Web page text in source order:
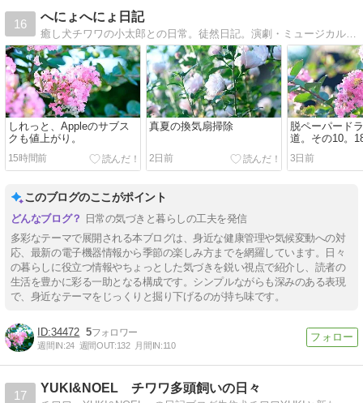
16
へにょへにょ日記
癒し犬チワワの小太郎との日常。徒然日記。演劇・ミュージカル、テレビ、読書、アート、料理、写真、Macな日記。
しれっと、Appleのサブス
クも値上がり。
15時間前
真夏の換気扇掃除
2日前
脱ペーパード
道。その10。
編。
3日前
このブログのここがポイント
日常の気づきと暮らしの工夫を発信
多彩なテーマで展開される本ブログは、身近な健康管理や気候変動への対
応、最新の電子機器情報から季節の楽しみ方までを網羅しています。日々
の暮らしに役立つ情報やちょっとした気づきを鋭い視点で紹介し、読者の
生活を豊かに彩る一助となる構成です。シンプルながらも深みのある表現
で、身近なテーマをじっくりと掘り下げるのが持ち味です。
34472 5
週間IN:24 週間OUT:132 月間IN:110
17
YUKI&NOEL チワワ多頭飼いの日々